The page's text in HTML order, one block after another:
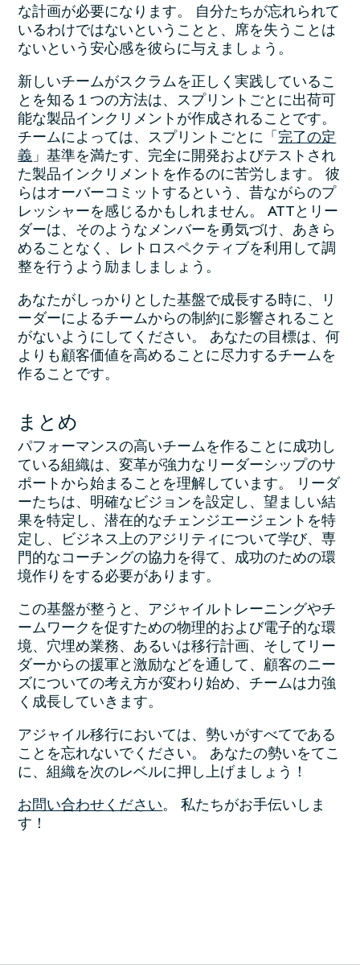
な計画が必要になります。 自分たちが忘れられて
いるわけではないということと、席を失うことは
ないという安心感を彼らに与えましょう。
新しいチームがスクラムを正しく実践しているこ
とを知る１つの方法は、スプリントごとに出荷可
能な製品インクリメントが作成されることです。
チームによっては、スプリントごとに「完了の定
義」基準を満たす、完全に開発およびテストされ
た製品インクリメントを作るのに苦労します。 彼
らはオーバーコミットするという、昔ながらのプ
レッシャーを感じるかもしれません。 ATTとリー
ダーは、そのようなメンバーを勇気づけ、あきら
めることなく、レトロスペクティブを利用して調
整を行うよう励ましましょう。
あなたがしっかりとした基盤で成長する時に、リ
ーダーによるチームからの制約に影響されること
がないようにしてください。 あなたの目標は、何
よりも顧客価値を高めることに尽力するチームを
作ることです。
まとめ
パフォーマンスの高いチームを作ることに成功し
ている組織は、変革が強力なリーダーシップのサ
ポートから始まることを理解しています。 リーダ
ーたちは、明確なビジョンを設定し、望ましい結
果を特定し、潜在的なチェンジエージェントを特
定し、ビジネス上のアジリティについて学び、専
門的なコーチングの協力を得て、成功のための環
境作りをする必要があります。
この基盤が整うと、アジャイルトレーニングやチ
ームワークを促すための物理的および電子的な環
境、穴埋め業務、あるいは移行計画、そしてリー
ダーからの援軍と激励などを通して、顧客のニー
ズについての考え方が変わり始め、チームは力強
く成長していきます。
アジャイル移行においては、勢いがすべてである
ことを忘れないでください。 あなたの勢いをてこ
に、組織を次のレベルに押し上げましょう！
お問い合わせください。 私たちがお手伝いしま
す！